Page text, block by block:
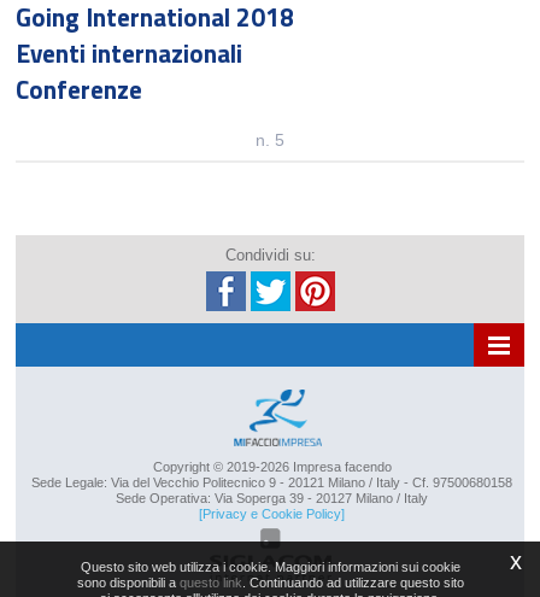
Going International 2018
Eventi internazionali
Conferenze
n. 5
Condividi su:
Copyright © 2019-2026 Impresa facendo
Sede Legale: Via del Vecchio Politecnico 9 - 20121 Milano / Italy - Cf. 97500680158
Sede Operativa: Via Soperga 39 - 20127 Milano / Italy
[Privacy e Cookie Policy]
x
Questo sito web utilizza i cookie. Maggiori informazioni sui cookie
sono disponibili a questo link . Continuando ad utilizzare questo sito